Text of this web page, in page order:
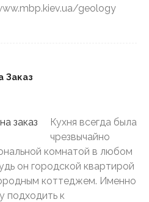
geology
Заказ
Кухня всегда была
чрезвычайно
комнатой в любом
он городской квартирой
коттеджем. Именно
подходить к